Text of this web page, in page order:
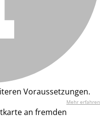
Voraussetzungen.
Mehr erfahren
an fremden